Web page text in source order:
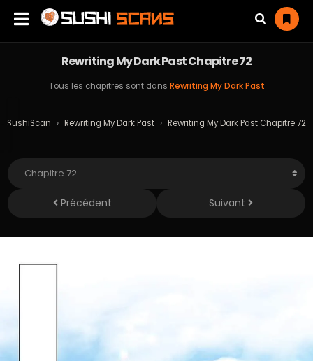
Rewriting My Dark Past Chapitre 72
Tous les chapitres sont dans Rewriting My Dark Past
SushiScan › Rewriting My Dark Past › Rewriting My Dark Past Chapitre 72
Précédent Suivant